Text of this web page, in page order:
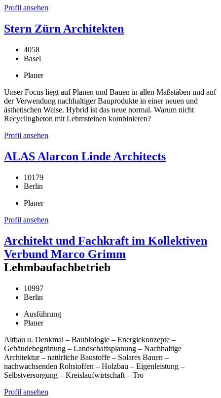
Profil ansehen
Stern Zürn Architekten
4058
Basel
Planer
Unser Focus liegt auf Planen und Bauen in allen Maßstäben und auf
der Verwendung nachhaltiger Bauprodukte in einer neuen und
ästhetischen Weise. Hybrid ist das neue normal. Warum nicht
Recyclingbeton mit Lehmsteinen kombinieren?
Profil ansehen
ALAS Alarcon Linde Architects
10179
Berlin
Planer
Profil ansehen
Architekt und Fachkraft im Kollektiven
Verbund Marco Grimm
Lehmbaufachbetrieb
10997
Berlin
Ausführung
Planer
Altbau u. Denkmal – Baubiologie – Energiekonzepte –
Gebäudebegrünung – Landschaftsplanung – Nachhaltige
Architektur – natürliche Baustoffe – Solares Bauen –
nachwachsenden Rohstoffen – Holzbau – Eigenleistung –
Selbstversorgung – Kreislaufwirtschaft – Tro
Profil ansehen